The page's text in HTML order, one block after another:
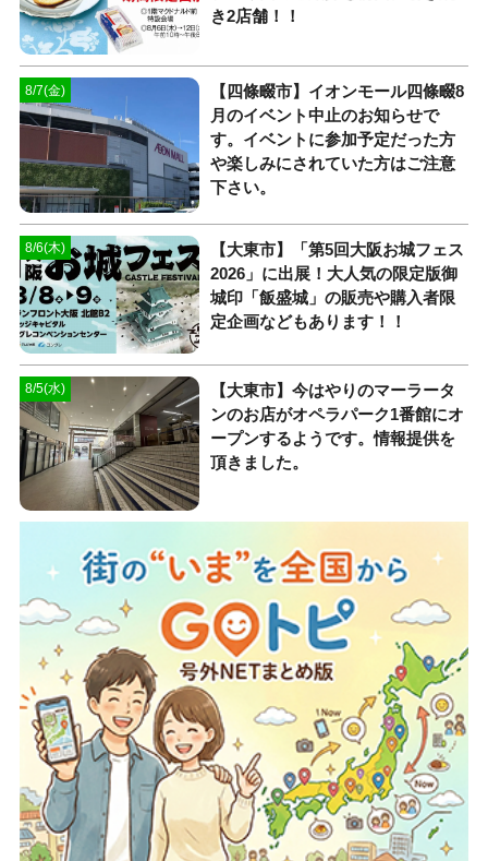
き2店舗！！
8/7(金)
【四條畷市】イオンモール四條畷8
月のイベント中止のお知らせで
す。イベントに参加予定だった方
や楽しみにされていた方はご注意
下さい。
8/6(木)
【大東市】「第5回大阪お城フェス
2026」に出展！大人気の限定版御
城印「飯盛城」の販売や購入者限
定企画などもあります！！
8/5(水)
【大東市】今はやりのマーラータ
ンのお店がオペラパーク1番館にオ
ープンするようです。情報提供を
頂きました。